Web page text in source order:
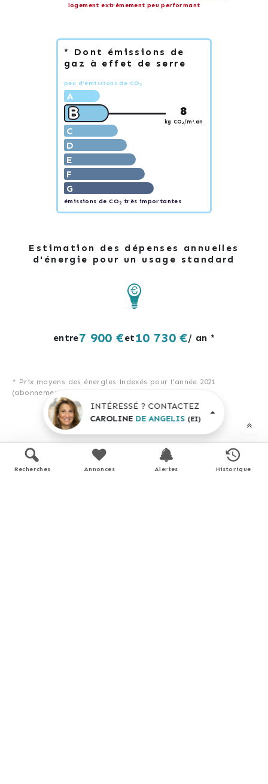
logement extrêmement peu performant
* Dont émissions de
gaz à effet de serre
peu d'émissions de CO 2
A
B 8
kg CO2 /m².an
C
D
E
F
G
émissions de CO2 très importantes
Estimation des dépenses annuelles
d'énergie pour un usage standard
entre7 900 €et 10 730 €/ an *
* Prix moyens des énergies indexés pour l'année 2021
(abonnement compris).
Simulation de prêt
INTÉRESSÉ ? CONTACTEZ
CAROLINE DE ANGELIS (EI)
Recherches Annonces Alertes Historique